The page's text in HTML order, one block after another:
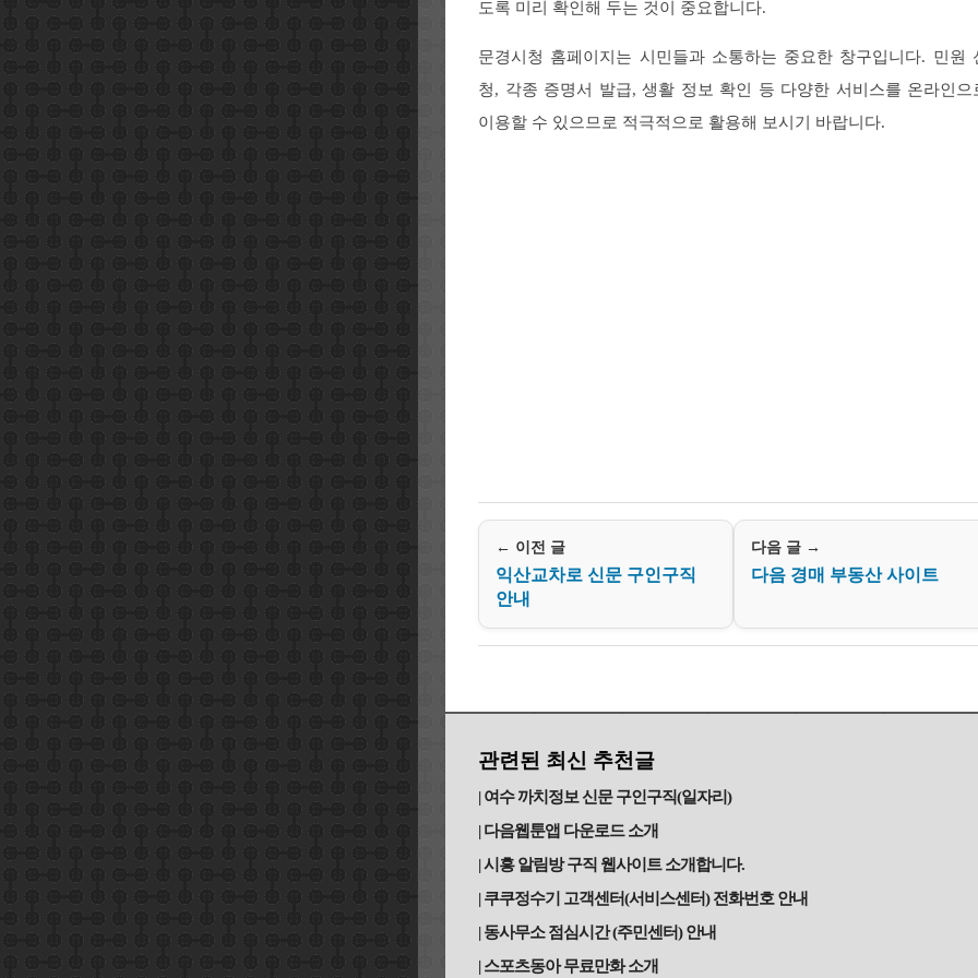
도록 미리 확인해 두는 것이 중요합니다.
문경시청 홈페이지는 시민들과 소통하는 중요한 창구입니다. 민원
청, 각종 증명서 발급, 생활 정보 확인 등 다양한 서비스를 온라인으
이용할 수 있으므로 적극적으로 활용해 보시기 바랍니다.
← 이전 글
익산교차로 신문 구인구직
안내
다음 글 →
다음 경매 부동산 사이트
관련된 최신 추천글
여수 까치정보 신문 구인구직(일자리)
다음웹툰앱 다운로드 소개
시흥 알림방 구직 웹사이트 소개합니다.
쿠쿠정수기 고객센터(서비스센터) 전화번호 안내
동사무소 점심시간 (주민센터) 안내
스포츠동아 무료만화 소개